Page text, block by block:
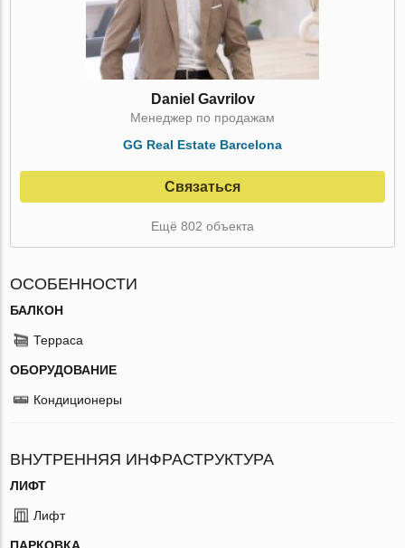
Daniel Gavrilov
Менеджер по продажам
GG Real Estate Barcelona
Связаться
Ещё 802 объекта
ОСОБЕННОСТИ
БАЛКОН
Терраса
ОБОРУДОВАНИЕ
Кондиционеры
ВНУТРЕННЯЯ ИНФРАСТРУКТУРА
ЛИФТ
Лифт
ПАРКОВКА